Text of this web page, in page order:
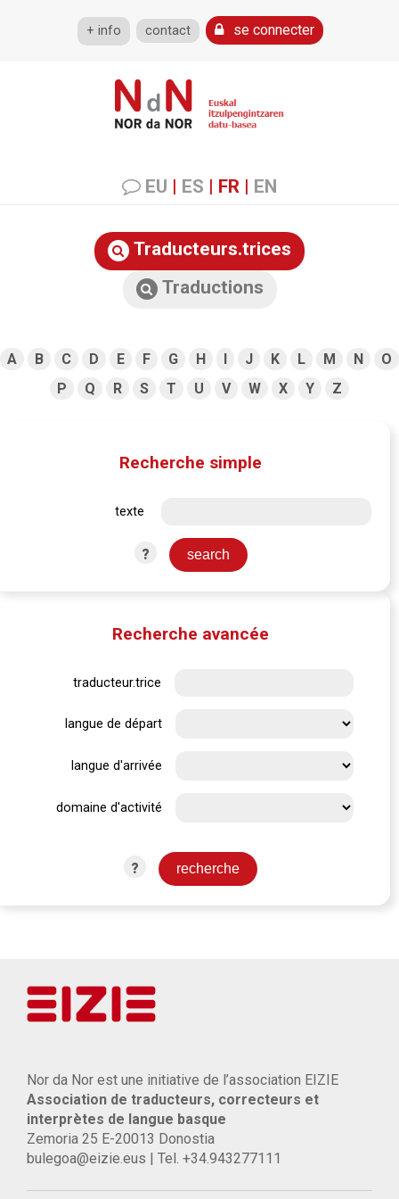
+ info contact se connecter
EU | ES | FR | EN
Traducteurs.trices
Traductions
A B C D E F G H I J K L M N
O
P
Q R S T U V W X Y Z
Recherche simple
texte
?
Recherche avancée
traducteur.trice
langue de départ
langue d'arrivée
domaine d'activité
?
Nor da Nor est une initiative de l’association EIZIE
Association de traducteurs, correcteurs et
interprètes de langue basque
Zemoria 25 E-20013 Donostia
bulegoa@eizie.eus | Tel. +34.943277111